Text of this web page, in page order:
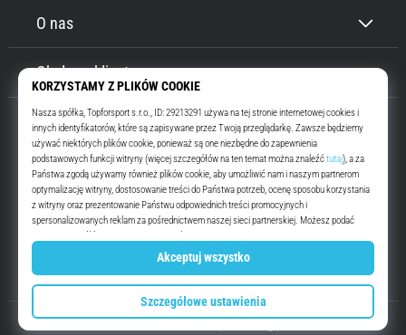
Top4Running.pl
Od ponad 16 lat motywujemy Cię do wyjścia i biegania. Szybciej. Z nami.
Codziennie.
InstagramYouTube
O nas
Obsługa klienta